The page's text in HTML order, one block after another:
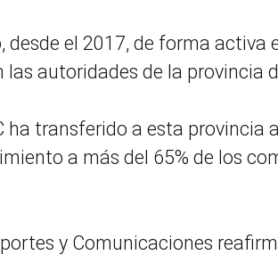
desde el 2017, de forma activa
las autoridades de la provincia
ha transferido a esta provincia
a más del 65% de los
y Comunicaciones